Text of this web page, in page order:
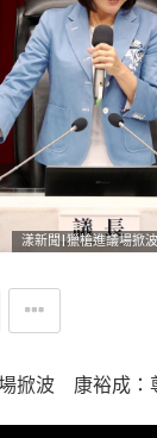
漾新聞|獵槍進議場掀